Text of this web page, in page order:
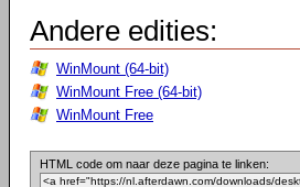
Andere edities:
WinMount (64-bit)
WinMount Free (64-bit)
WinMount Free
HTML code om naar deze pagina te linken: